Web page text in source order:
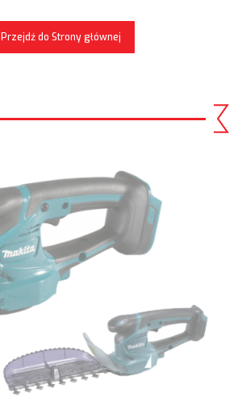
Przejdź do Strony głównej